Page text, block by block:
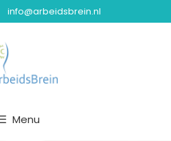
info@arbeidsbrein.nl
Menu